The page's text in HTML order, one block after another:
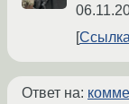
Ответ на: